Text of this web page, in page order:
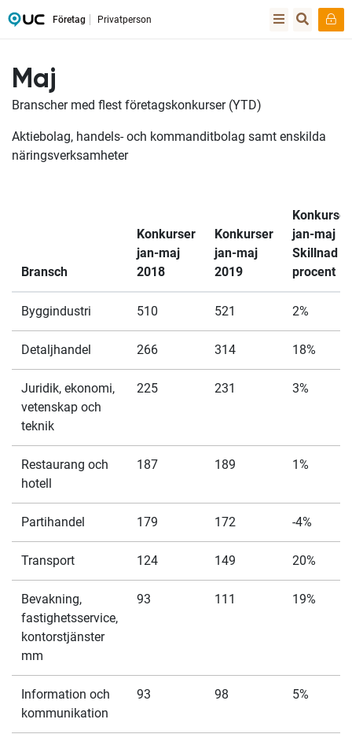
Företag Privatperson
Maj
Branscher med flest företagskonkurser (YTD)
Aktiebolag, handels- och kommanditbolag samt enskilda
näringsverksamheter
Bransch
Konkurser
jan-maj
2018
Konkurser
jan-maj
2019
Konkurser
jan-maj
Skillnad
procent
Byggindustri 510 521 2%
Detaljhandel 266 314 18%
Juridik, ekonomi,
vetenskap och
teknik
225 231 3%
Restaurang och
hotell
187 189 1%
Partihandel 179 172 -4%
Transport 124 149 20%
Bevakning,
fastighetsservice,
kontorstjänster
mm
93 111 19%
Information och
kommunikation
93 98 5%